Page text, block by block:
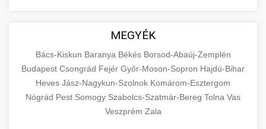
MEGYÉK
Bács-Kiskun Baranya Békés Borsod-Abaúj-Zemplén
Budapest Csongrád Fejér Győr-Moson-Sopron Hajdú-Bihar
Heves Jász-Nagykun-Szolnok Komárom-Esztergom
Nógrád Pest Somogy Szabolcs-Szatmár-Bereg Tolna Vas
Veszprém Zala